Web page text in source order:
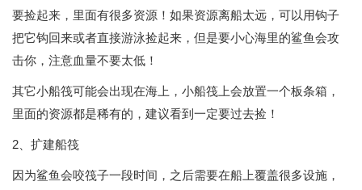
要捡起来，里面有很多资源！如果资源离船太远，可以用钩子
把它钩回来或者直接游泳捡起来，但是要小心海里的鲨鱼会攻
击你，注意血量不要太低！
其它小船筏可能会出现在海上，小船筏上会放置一个板条箱，
里面的资源都是稀有的，建议看到一定要过去捡！
2、扩建船筏
因为鲨鱼会咬筏子一段时间，之后需要在船上覆盖很多设施，